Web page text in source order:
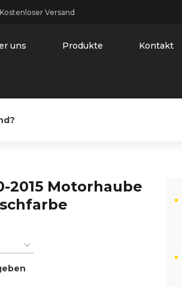
Kostenloser Versand
uns Produkte Kontakt
2015 Motorhaube